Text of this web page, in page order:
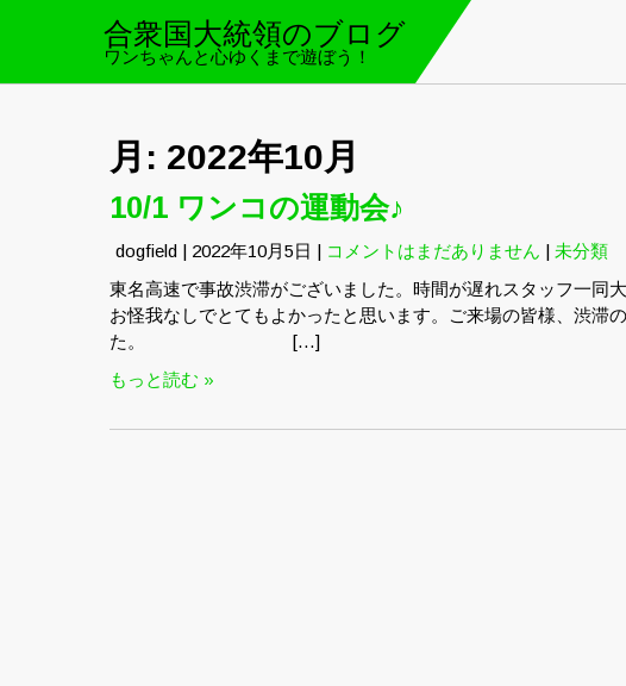
合衆国大統領のブログ
ワンちゃんと心ゆくまで遊ぼう！
月: 2022年10月
10/1 ワンコの運動会♪
dogfield | 2022年10月5日 | コメントはまだありません | 未分類
東名高速で事故渋滞がございました。時間が遅れスタッフ一同
お怪我なしでとてもよかったと思います。ご来場の皆様、渋滞
た。 […]
もっと読む »